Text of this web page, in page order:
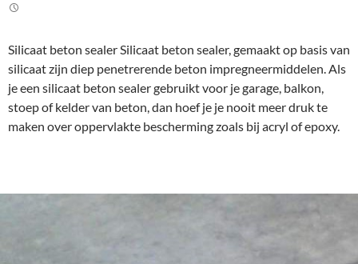
Silicaat beton sealer Silicaat beton sealer, gemaakt op basis van
silicaat zijn diep penetrerende beton impregneermiddelen. Als
je een silicaat beton sealer gebruikt voor je garage, balkon,
stoep of kelder van beton, dan hoef je je nooit meer druk te
maken over oppervlakte bescherming zoals bij acryl of epoxy.